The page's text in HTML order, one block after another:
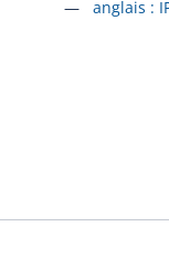
Accéder à
anglais :